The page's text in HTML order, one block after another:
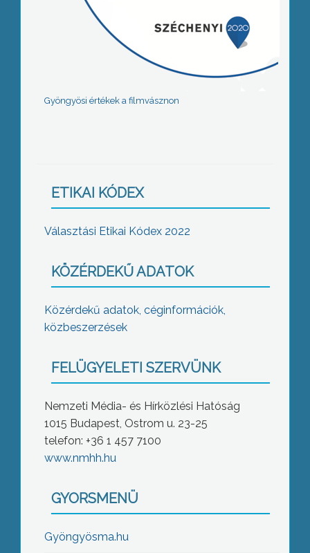
Gyöngyösi értékek a filmvásznon
ETIKAI KÓDEX
Választási Etikai Kódex 2022
KÖZÉRDEKŰ ADATOK
Közérdekű adatok, céginformációk,
közbeszerzések
FELÜGYELETI SZERVÜNK
Nemzeti Média- és Hírközlési Hatóság
1015 Budapest, Ostrom u. 23-25
telefon: +36 1 457 7100
www.nmhh.hu
GYORSMENÜ
Gyöngyösma.hu